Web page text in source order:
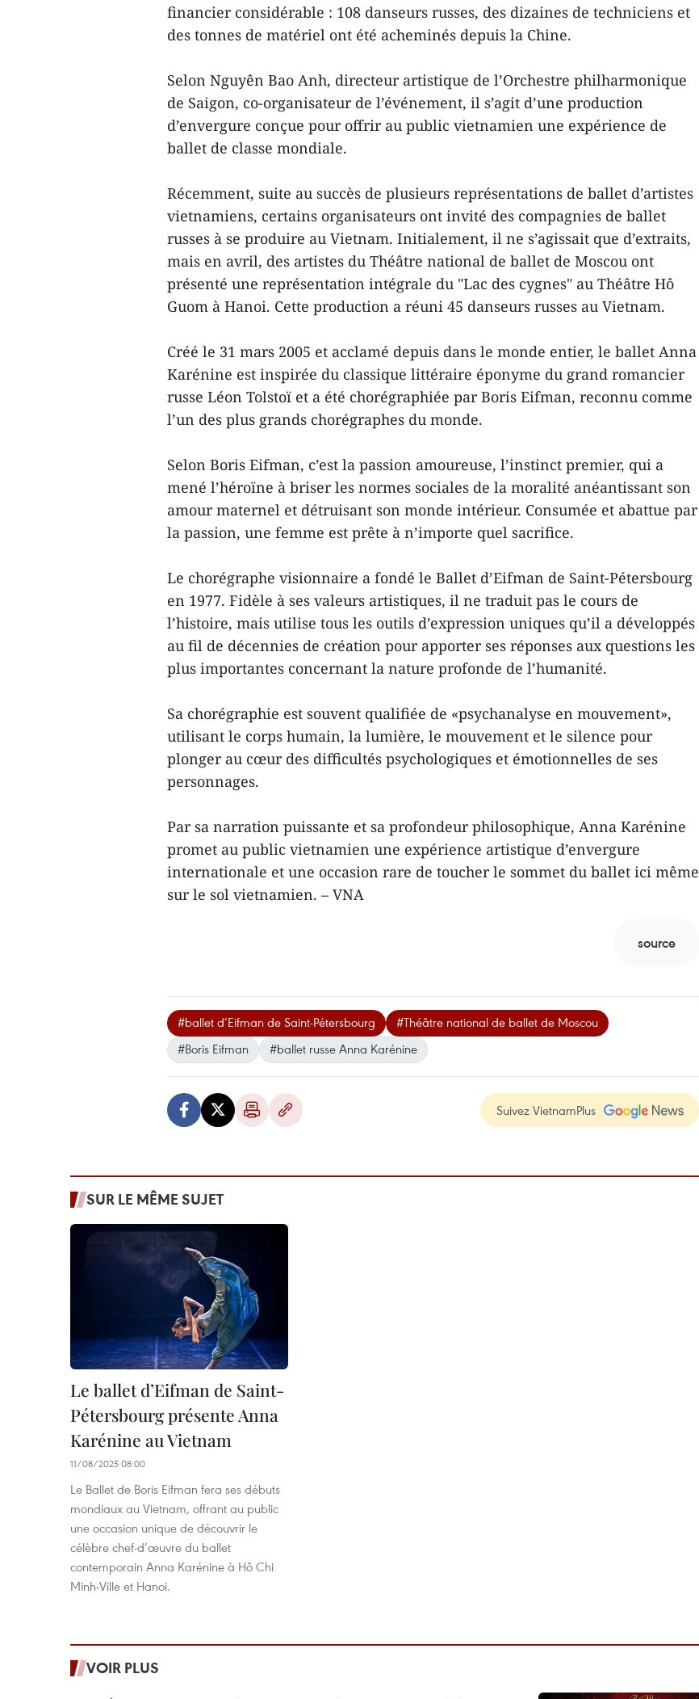
financier considérable : 108 danseurs russes, des dizaines de techniciens et
des tonnes de matériel ont été acheminés depuis la Chine.
Selon Nguyên Bao Anh, directeur artistique de l’Orchestre philharmonique
de Saigon, co-organisateur de l’événement, il s’agit d’une production
d’envergure conçue pour offrir au public vietnamien une expérience de
ballet de classe mondiale.
Récemment, suite au succès de plusieurs représentations de ballet d’artistes
vietnamiens, certains organisateurs ont invité des compagnies de ballet
russes à se produire au Vietnam. Initialement, il ne s’agissait que d’extraits,
mais en avril, des artistes du Théâtre national de ballet de Moscou ont
présenté une représentation intégrale du "Lac des cygnes" au Théâtre Hô
Guom à Hanoi. Cette production a réuni 45 danseurs russes au Vietnam.
Créé le 31 mars 2005 et acclamé depuis dans le monde entier, le ballet Anna
Karénine est inspirée du classique littéraire éponyme du grand romancier
russe Léon Tolstoï et a été chorégraphiée par Boris Eifman, reconnu comme
l’un des plus grands chorégraphes du monde.
Selon Boris Eifman, c’est la passion amoureuse, l’instinct premier, qui a
mené l’héroïne à briser les normes sociales de la moralité anéantissant son
amour maternel et détruisant son monde intérieur. Consumée et abattue par
la passion, une femme est prête à n’importe quel sacrifice.
Le chorégraphe visionnaire a fondé le Ballet d’Eifman de Saint-Pétersbourg
en 1977. Fidèle à ses valeurs artistiques, il ne traduit pas le cours de
l’histoire, mais utilise tous les outils d’expression uniques qu’il a développés
au fil de décennies de création pour apporter ses réponses aux questions les
plus importantes concernant la nature profonde de l’humanité.
Sa chorégraphie est souvent qualifiée de «psychanalyse en mouvement»,
utilisant le corps humain, la lumière, le mouvement et le silence pour
plonger au cœur des difficultés psychologiques et émotionnelles de ses
personnages.
Par sa narration puissante et sa profondeur philosophique, Anna Karénine
promet au public vietnamien une expérience artistique d’envergure
internationale et une occasion rare de toucher le sommet du ballet ici même
sur le sol vietnamien. – VNA
source
#ballet d’Eifman de Saint-Pétersbourg
#Théâtre national de ballet de Moscou
#Boris Eifman
#ballet russe Anna Karénine
Suivez VietnamPlus
SUR LE MÊME SUJET
Le ballet d’Eifman de Saint-
Pétersbourg présente Anna
Karénine au Vietnam
11/08/2025 08:00
Le Ballet de Boris Eifman fera ses débuts
mondiaux au Vietnam, offrant au public
une occasion unique de découvrir le
célèbre chef-d’œuvre du ballet
contemporain Anna Karénine à Hô Chi
Minh-Ville et Hanoi.
VOIR PLUS